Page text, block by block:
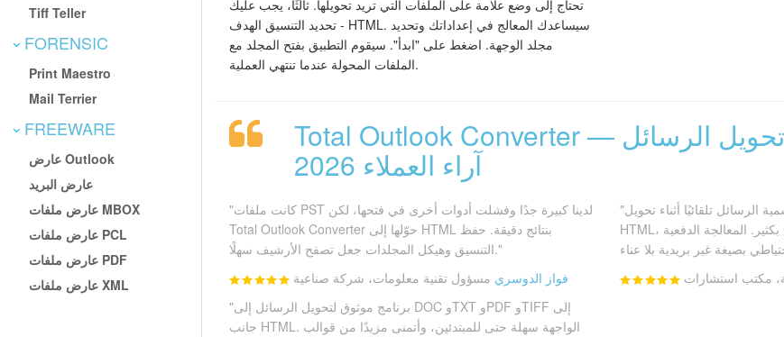
Tiff Teller
FORENSIC
Print Maestro
Mail Terrier
FREEWARE
عارض Outlook
عارض البريد
عارض ملفات MBOX
عارض ملفات PCL
عارض ملفات PDF
عارض ملفات XML
تحتاج إلى وضع علامة على الملفات التي تريد تحويلها. ثالثًا، يجب عليك
تحديد التنسيق الهدف - HTML. سيساعدك المعالج في إعداداتك وتحديد
مجلد الوجهة. اضغط على "ابدأ". سيقوم التطبيق بفتح المجلد مع
الملفات المحولة عندما تنتهي العملية.
Total Outlook Converter — تحويل الرسائل
آراء العملاء 2026
"كانت ملفات PST لدينا كبيرة جدًا وفشلت أدوات أخرى في فتحها، لكن
Total Outlook Converter حوّلها إلى HTML بنتائج دقيقة. حفظ
التنسيق وهيكل المجلدات جعل تصفح الأرشيف سهلًا."
فواز الدوسري مسؤول تقنية معلومات، شركة صناعية
"أعجبتني ميزة إعادة تسمية الرسائل تلقائيًا أثناء تحويل PST إلى
HTML، فأصبح البحث عن رسالة معينة أسرع بكثير. المعالجة الدفعية
مكتب استشارات
"برنامج موثوق لتحويل الرسائل إلى DOC وTXT وPDF وTIFF إلى
جانب HTML. الواجهة سهلة حتى للمبتدئين، وأتمنى مزيدًا من قوالب